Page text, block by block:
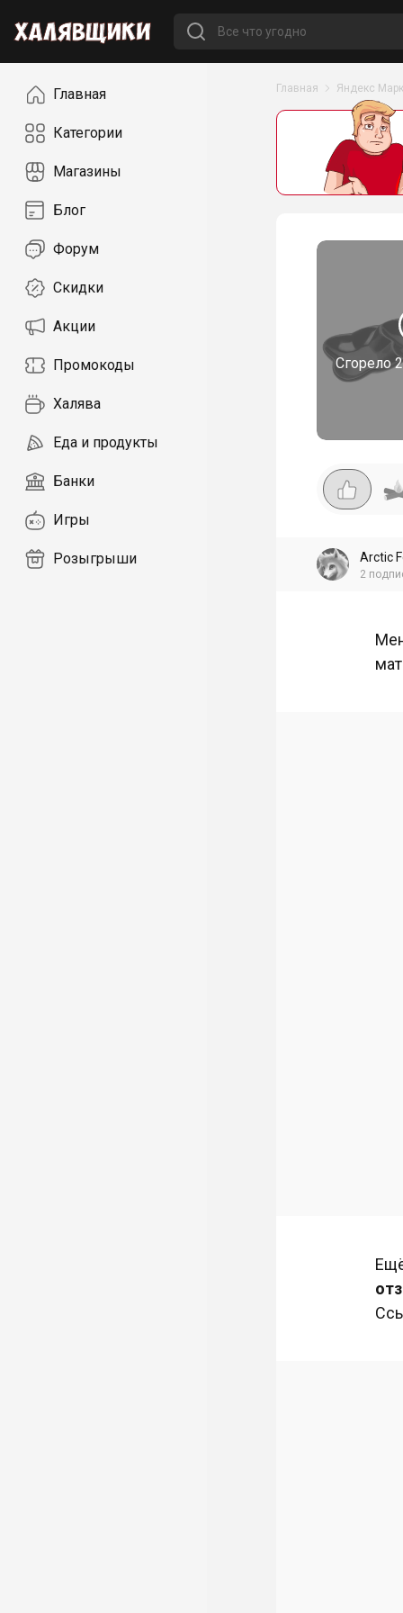
НавигацияГлавная
Категории
Магазины
Блог
Форум
Скидки
Акции
Промокоды
Халява
Еда и продукты
Банки
Игры
Розыгрыши
Главная Яндекс
Сгорело
Arctic
2